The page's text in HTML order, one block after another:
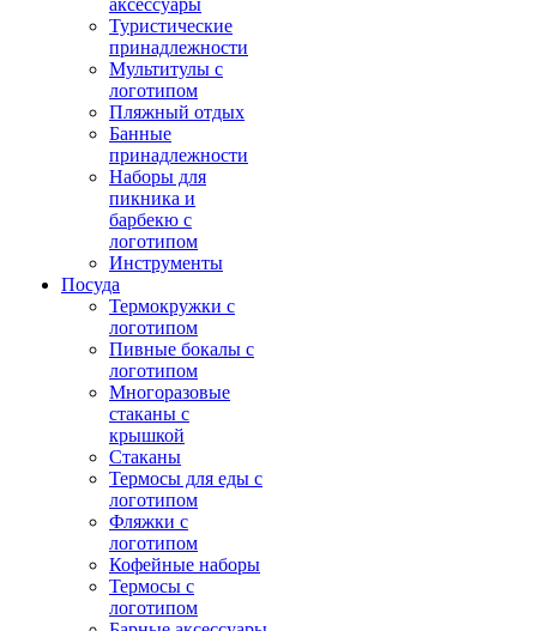
аксессуары
Туристические
принадлежности
Мультитулы с
логотипом
Пляжный отдых
Банные
принадлежности
Наборы для
пикника и
барбекю с
логотипом
Инструменты
Посуда
Термокружки с
логотипом
Пивные бокалы с
логотипом
Многоразовые
стаканы с
крышкой
Стаканы
Термосы для еды с
логотипом
Фляжки с
логотипом
Кофейные наборы
Термосы с
логотипом